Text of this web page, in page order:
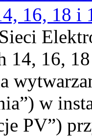
16, 18 i
14, 16,
w
PV”)